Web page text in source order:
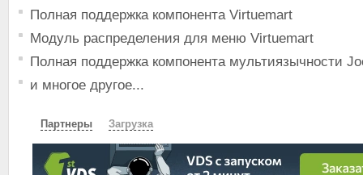
Полная поддержка компонента Virtuemart
Модуль распределения для меню Virtuemart
Полная поддержка компонента мультиязычности
и многое другое...
Партнеры Загрузка